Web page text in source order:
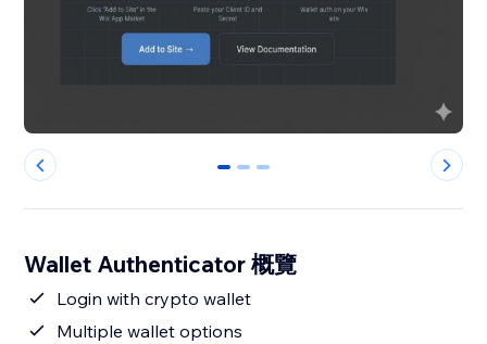
0 1 2
Wallet Authenticator 概覽
Login with crypto wallet
Multiple wallet options